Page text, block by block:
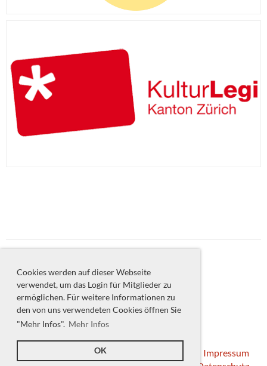
Cookies werden auf dieser Webseite
verwendet, um das Login für Mitglieder zu
ermöglichen. Für weitere Informationen zu
den von uns verwendeten Cookies öffnen Sie
"Mehr Infos". Mehr Infos
OK
© Badminton Club Bülach
Erstellt mit ClubDesk Vereinssoftware
Impressum